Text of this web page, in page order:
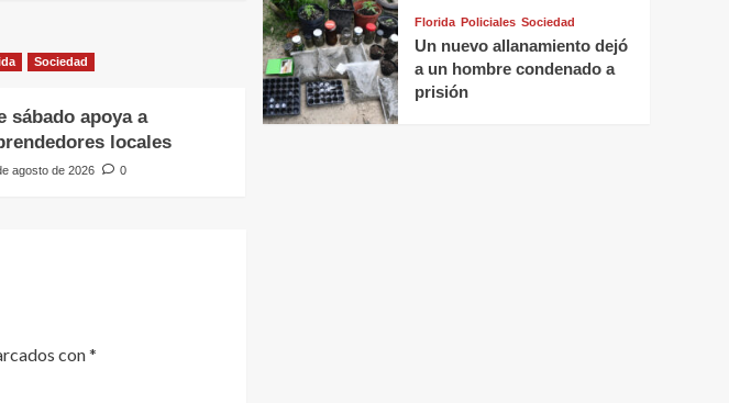
Sociedad
sábado apoya a
locales
agosto de 2026 0
con*
Florida Policiales Sociedad
Un nuevo allanamiento dejó
a un hombre condenado a
prisión